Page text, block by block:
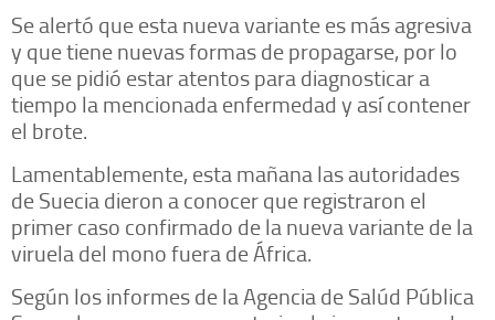
Se alertó que esta nueva variante es más agresiva
y que tiene nuevas formas de propagarse, por lo
que se pidió estar atentos para diagnosticar a
tiempo la mencionada enfermedad y así contener
el brote.
Lamentablemente, esta mañana las autoridades
de Suecia dieron a conocer que registraron el
primer caso confirmado de la nueva variante de la
viruela del mono fuera de África.
Según los informes de la Agencia de Salúd Pública